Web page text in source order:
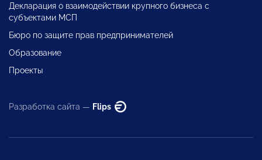
Декларация о взаимодействии крупного бизнеса с
субъектами МСП
Бюро по защите прав предпринимателей
Образование
Проекты
Разработка сайта — Flips